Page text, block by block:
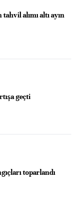
tahvil alımı altı ayın
geçti
toparlandı